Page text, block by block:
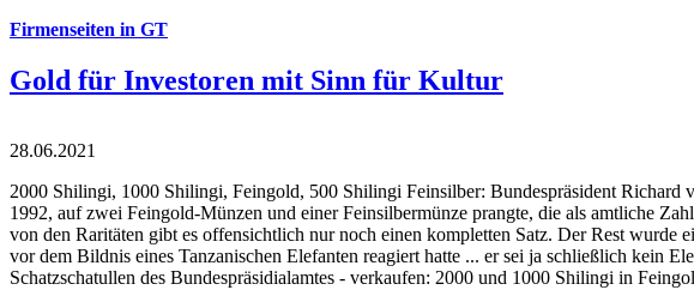
Firmenseiten in GT
Gold für Investoren mit Sinn für Kultur
28.06.2021
2000 Shilingi, 1000 Shilingi, Feingold, 500 Shilingi Feinsilber: Bundespräsident Richard
1992, auf zwei Feingold-Münzen und einer Feinsilbermünze prangte, die als amtliche
von den Raritäten gibt es offensichtlich nur noch einen kompletten Satz. Der Rest wurde
vor dem Bildnis eines Tanzanischen Elefanten reagiert hatte ... er sei ja schließlich kein
Schatzschatullen des Bundespräsidialamtes - verkaufen: 2000 und 1000 Shilingi in